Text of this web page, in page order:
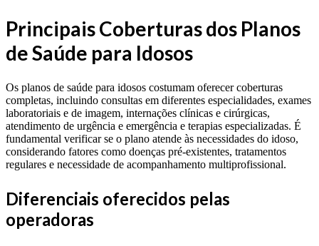
Principais Coberturas dos Planos
de Saúde para Idosos
Os planos de saúde para idosos costumam oferecer coberturas
completas, incluindo consultas em diferentes especialidades, exames
laboratoriais e de imagem, internações clínicas e cirúrgicas,
atendimento de urgência e emergência e terapias especializadas. É
fundamental verificar se o plano atende às necessidades do idoso,
considerando fatores como doenças pré-existentes, tratamentos
regulares e necessidade de acompanhamento multiprofissional.
Diferenciais oferecidos pelas
operadoras